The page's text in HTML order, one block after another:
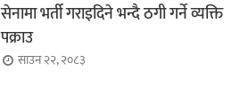
सेनामा भर्ती गराइदिने भन्दै ठगी गर्ने व्यक्ति
पक्राउ
साउन २२, २०८३